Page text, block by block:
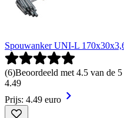
Spouwanker UNI-L
(6)Beoordeeld met 4.5 van de
4.49
Prijs: 4.49 euro